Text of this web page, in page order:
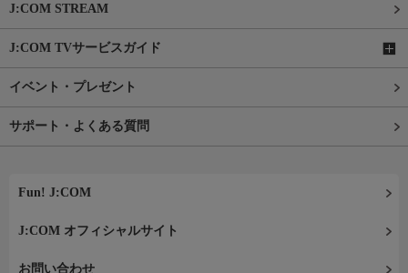
J:COM STREAM
J:COM TVサービスガイド
イベント・プレゼント
サポート・よくある質問
Fun! J:COM
J:COM オフィシャルサイト
お問い合わせ